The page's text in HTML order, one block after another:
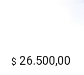
$ 26.500,00